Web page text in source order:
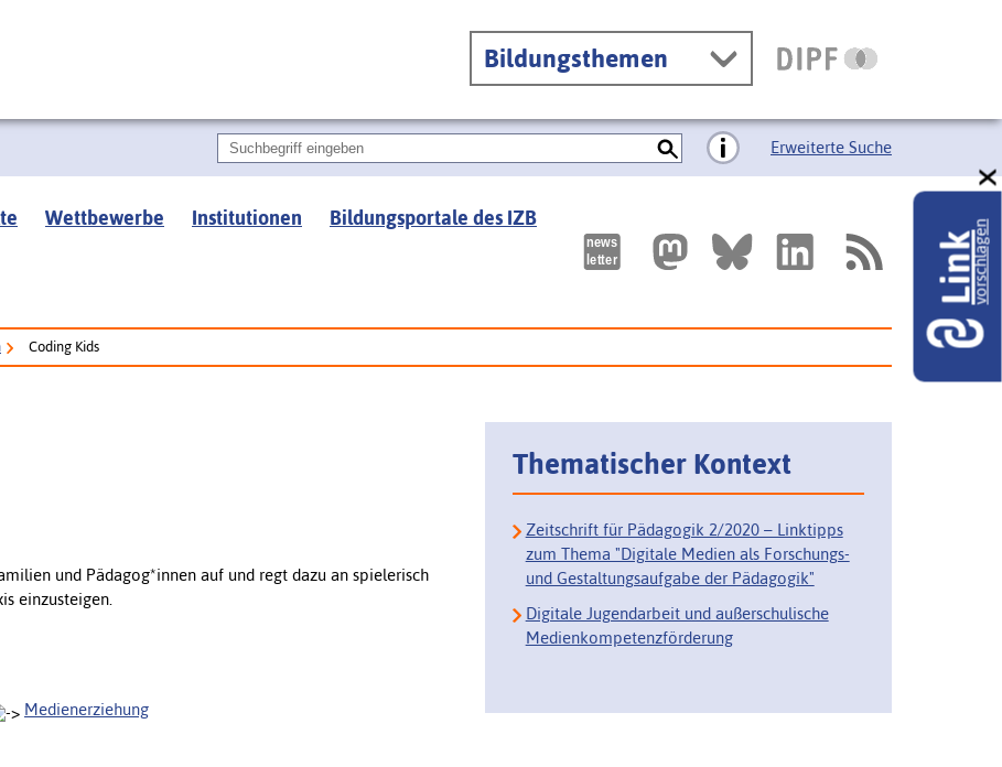
Bildungsthemen
Erweiterte Suche
Wettbewerbe Institutionen Bildungsportale des IZB
Coding Kids
und Pädagog*innen auf und regt dazu an spielerisch
einzusteigen.
Medienerziehung
Thematischer Kontext
Zeitschrift für Pädagogik 2/2020 – Linktipps
zum Thema "Digitale Medien als Forschungs-
und Gestaltungsaufgabe der Pädagogik"
Digitale Jugendarbeit und außerschulische
Medienkompetenzförderung
Linkvorschlagen